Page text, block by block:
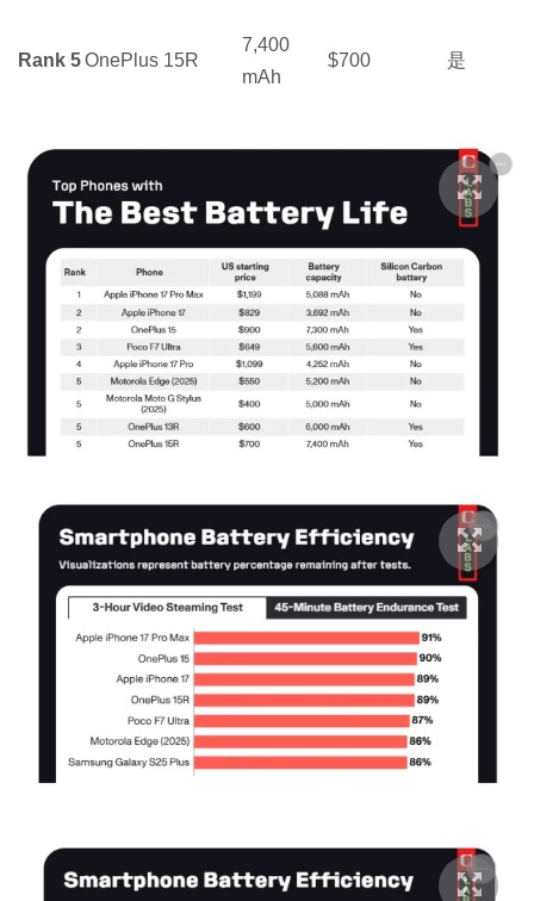
Rank 5OnePlus 15R
7,400
mAh
$700 是